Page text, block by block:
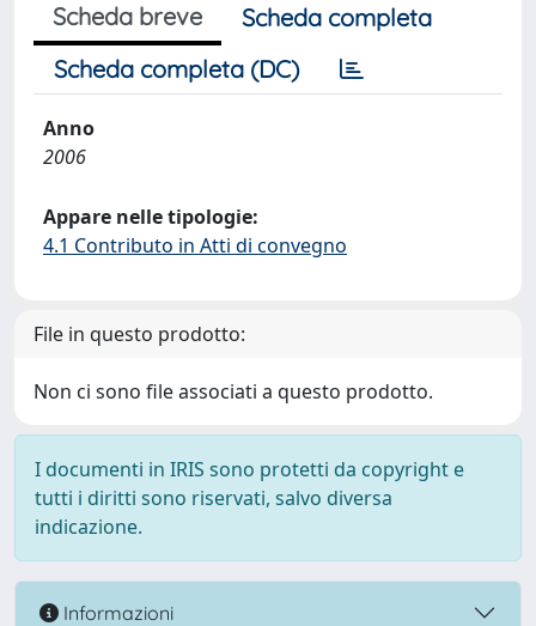
Scheda breve
Scheda completa
Scheda completa (DC)
Anno
2006
Appare nelle tipologie:
4.1 Contributo in Atti di convegno
File in questo prodotto:
Non ci sono file associati a questo prodotto.
I documenti in IRIS sono protetti da copyright e
tutti i diritti sono riservati, salvo diversa
indicazione.
Informazioni